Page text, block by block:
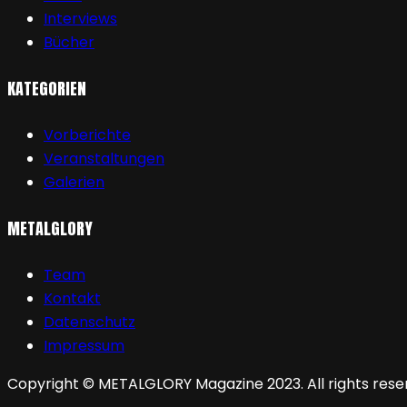
Interviews
Bücher
KATEGORIEN
Vorberichte
Veranstaltungen
Galerien
METALGLORY
Team
Kontakt
Datenschutz
Impressum
Copyright © METALGLORY Magazine 2023. All rights